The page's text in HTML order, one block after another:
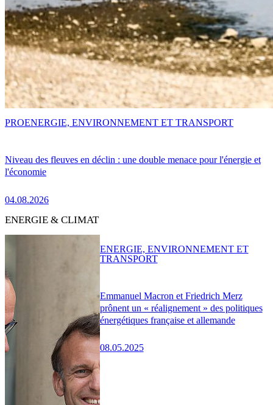
Niveau des fleuves en déclin : une double menace pour l'énergie et
l'économie
04.08.2026
PROENERGIE, ENVIRONNEMENT ET TRANSPORT
ENERGIE & CLIMAT
Emmanuel Macron et Friedrich Merz
prônent un « réalignement » des politiques
énergétiques française et allemande
08.05.2025
ENERGIE, ENVIRONNEMENT ET
TRANSPORT